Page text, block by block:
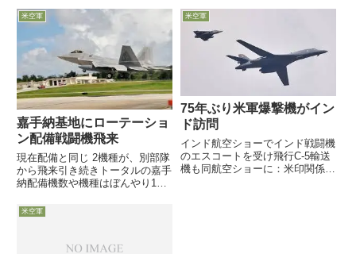
なので」、見通しうる範囲の将来
に置いては、戦闘飛行部隊の操縦
席には操縦者が必要だろうと
も5月21日、Meink空軍長官が上
院軍事委員会で、嘉手納基地配備
だったF-15C/D型48機の後継機と
して、当...
米空軍
嘉手納基地にローテーショ
ン配備戦闘機飛来
現在配備と同じ 2機種が、別部隊
から飛来引き続きトータルの嘉手
納配備機数や機種はぼんやり10
10月4〜5日頃、嘉手納配属で退
して、新たに ...
米空軍
75年ぶり米軍爆撃機がイン
ド訪問
インド航空ショーでインド戦闘機
のエスコートを受け飛行C-5輸送
機も同航空ショーに：米印関係を
米空軍